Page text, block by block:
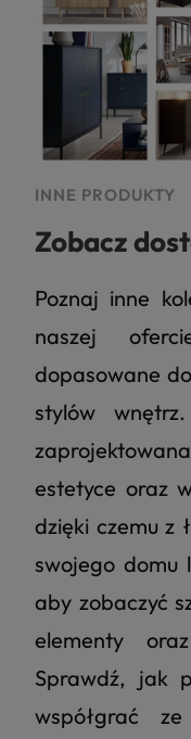
INNE PRODUKTY
Zobacz
Poznaj inne
naszej
dopasowane
stylów
estetyce oraz
dzięki czemu z
swojego domu
aby zobaczyć
elementy
Sprawdź, jak
współgrać